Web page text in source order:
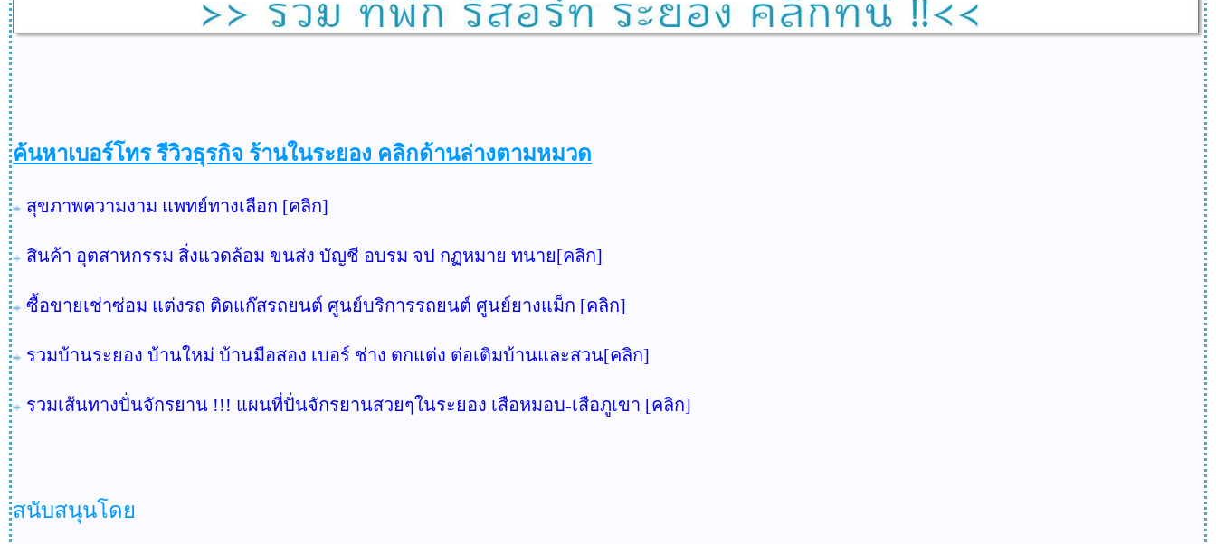
ค้นหาเบอร์โทร รีวิวธุรกิจ ร้านในระยอง คลิกด้านล่างตามหมวด
สุขภาพความงาม แพทย์ทางเลือก [คลิก]
สินค้า อุตสาหกรรม สิ่งแวดล้อม ขนส่ง บัญชี อบรม จป กฏหมาย ทนาย[คลิก]
ซื้อขายเช่าซ่อม แต่งรถ ติดแก๊สรถยนต์ ศูนย์บริการรถยนต์ ศูนย์ยางแม็ก [คลิก]
รวมบ้านระยอง บ้านใหม่ บ้านมือสอง เบอร์ ช่าง ตกแต่ง ต่อเติมบ้านและสวน[คลิก]
รวมเส้นทางปั่นจักรยาน !!! แผนที่ปั่นจักรยานสวยๆในระยอง เสือหมอบ-เสือภูเขา [คลิก]
สนับสนุนโดย